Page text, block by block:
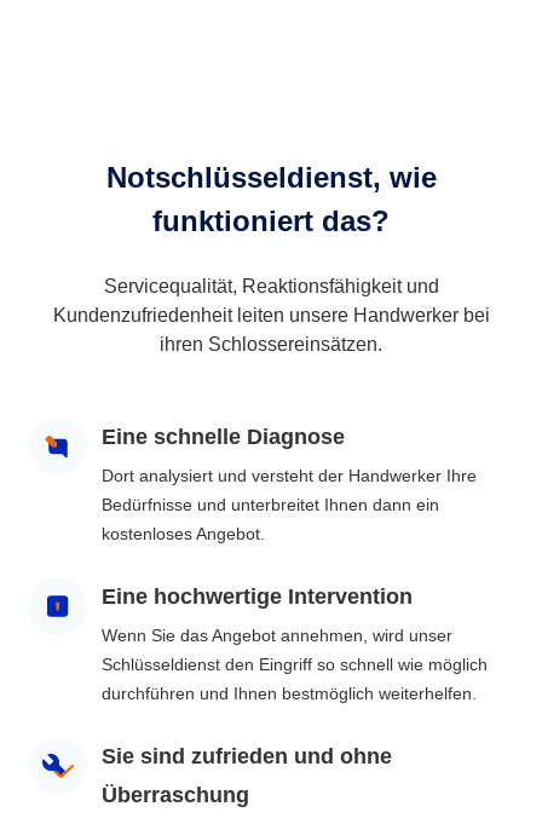
Notschlüsseldienst, wie
funktioniert das?
Servicequalität, Reaktionsfähigkeit und
Kundenzufriedenheit leiten unsere Handwerker bei
ihren Schlossereinsätzen.
Eine schnelle Diagnose
Dort analysiert und versteht der Handwerker Ihre
Bedürfnisse und unterbreitet Ihnen dann ein
kostenloses Angebot.
Eine hochwertige Intervention
Wenn Sie das Angebot annehmen, wird unser
Schlüsseldienst den Eingriff so schnell wie möglich
durchführen und Ihnen bestmöglich weiterhelfen.
Sie sind zufrieden und ohne
Überraschung